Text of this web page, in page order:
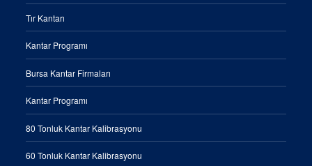
Tır Kantarı
Kantar Programı
Bursa Kantar Firmaları
Kantar Programı
80 Tonluk Kantar Kalibrasyonu
60 Tonluk Kantar Kalibrasyonu